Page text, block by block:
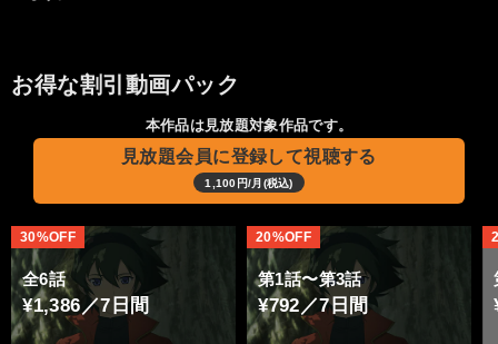
お得な割引動画パック
本作品は見放題対象作品です。
見放題会員に登録して視聴する
1,100円/月(税込)
全6話
¥1,386／7日間
30%OFF
第1話〜第3話
¥792／7日間
20%OFF